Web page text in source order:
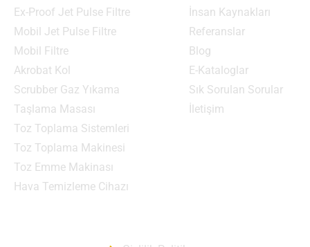
Ex-Proof Jet Pulse Filtre
Mobil Jet Pulse Filtre
Mobil Filtre
Akrobat Kol
Scrubber Gaz Yıkama
Taşlama Masası
Toz Toplama Sistemleri
Toz Toplama Makinesi
Toz Emme Makinası
Hava Temizleme Cihazı
İnsan Kaynakları
Referanslar
Blog
E-Kataloglar
Sık Sorulan Sorular
İletişim